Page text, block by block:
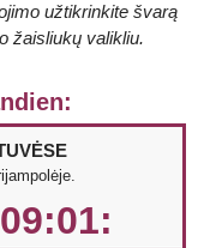
užtikrinkite švarą
žaisliukų valikliu.
09:01: